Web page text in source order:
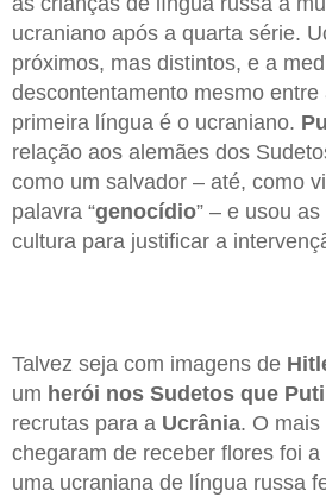
ucraniano após a quarta série.
próximos, mas distintos, e a
descontentamento mesmo entre
primeira língua é o ucraniano.
relação aos alemães dos
como um salvador – até, como
palavra “genocídio” – e usou
cultura para justificar a
Talvez seja com imagens de
um herói nos Sudetos que
recrutas para a Ucrânia. O
chegaram de receber flores foi
uma ucraniana de língua russa